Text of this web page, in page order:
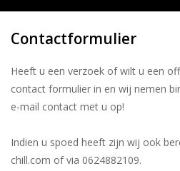
Relatiegeschenken
Horeca wijnkoeler
Verkooppunten
Media
Contactformulier
Heeft u een verzoek of wilt u een
contact formulier in en wij nemen
e-mail contact met u op!
Indien u spoed heeft zijn wij ook
chill.com of via 0624882109.